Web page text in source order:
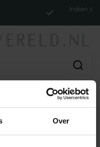
Over
Indien op
MET